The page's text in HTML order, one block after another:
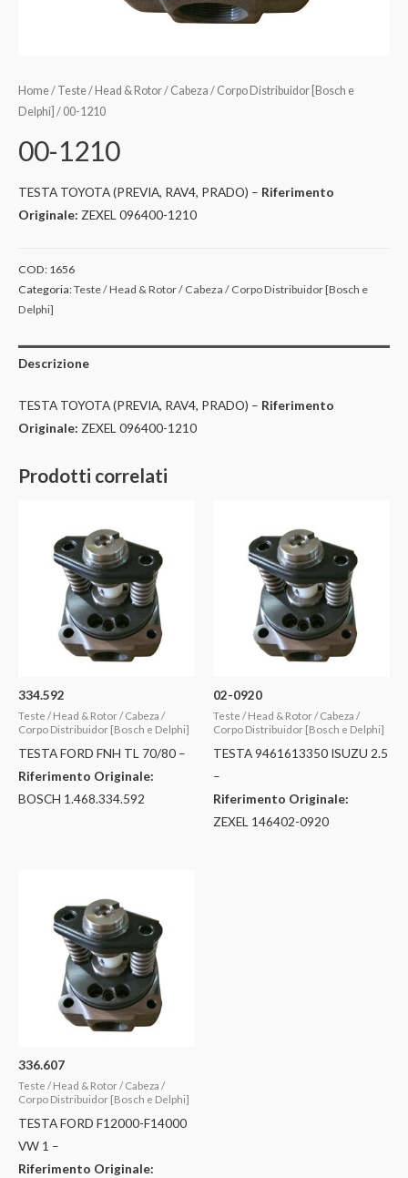
Home/ Teste / Head & Rotor / Cabeza / Corpo Distribuidor [Bosch e
Delphi] / 00-1210
00-1210
TESTA TOYOTA (PREVIA, RAV4, PRADO) – Riferimento
Originale: ZEXEL 096400-1210
COD: 1656
Categoria:Teste / Head & Rotor / Cabeza / Corpo Distribuidor [Bosch e
Delphi]
Descrizione
TESTA TOYOTA (PREVIA, RAV4, PRADO) – Riferimento
Originale: ZEXEL 096400-1210
Prodotti correlati
334.592
Teste / Head & Rotor / Cabeza /
Corpo Distribuidor [Bosch e Delphi]
TESTA FORD FNH TL 70/80 –
Riferimento Originale:
BOSCH 1.468.334.592
02-0920
Teste / Head & Rotor / Cabeza /
Corpo Distribuidor [Bosch e Delphi]
TESTA 9461613350 ISUZU 2.5
–
Riferimento Originale:
ZEXEL 146402-0920
336.607
Teste / Head & Rotor / Cabeza /
Corpo Distribuidor [Bosch e Delphi]
TESTA FORD F12000-F14000
VW 1 –
Riferimento Originale: